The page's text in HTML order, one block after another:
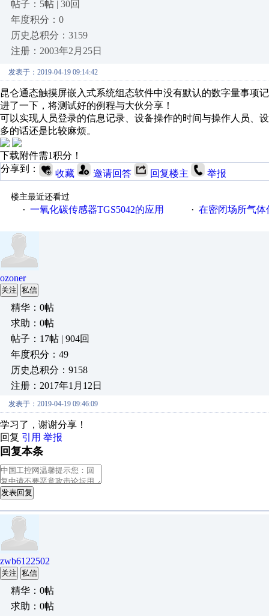
帖子：5帖 | 30回
年度积分：0
历史总积分：3159
注册：2003年2月25日
发表于：2019-04-19 09:14:42
昆仑通态触摸屏嵌入式系统组态软件中没有默认的数字量事项
进了一下，将测试好的例程与大伙分享！
可以实现人员登录的信息记录、设备操作的时间与操作人员、
多的话还是比较麻烦。
下载附件需1积分！
分享到：
收藏 邀请回答 回复楼主 举报
楼主最近还看过
· 一氧化碳传感器TGS5042的应用 · 在密闭场所气体传
ozoner
关注 私信
精华：0帖
求助：0帖
帖子：17帖 | 904回
年度积分：49
历史总积分：9158
注册：2017年1月12日
发表于：2019-04-19 09:46:09
学习了，谢谢分享！
回复 引用 举报
回复本条
发表回复
zwb6122502
关注 私信
精华：0帖
求助：0帖